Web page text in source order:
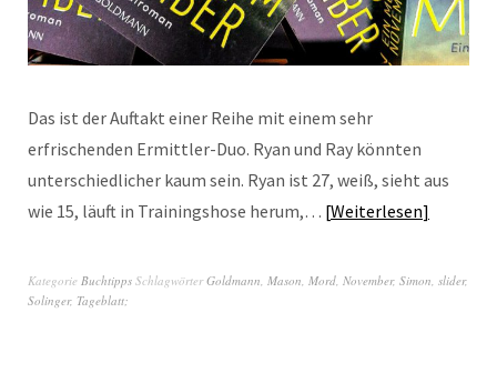
Das ist der Auftakt einer Reihe mit einem sehr
erfrischenden Ermittler-Duo. Ryan und Ray könnten
unterschiedlicher kaum sein. Ryan ist 27, weiß, sieht aus
wie 15, läuft in Trainingshose herum,… Weiterlesen
Kategorie Buchtipps SchlagwörterGoldmann Mason Mord November, Simon slider,
Solinger, Tageblatt;